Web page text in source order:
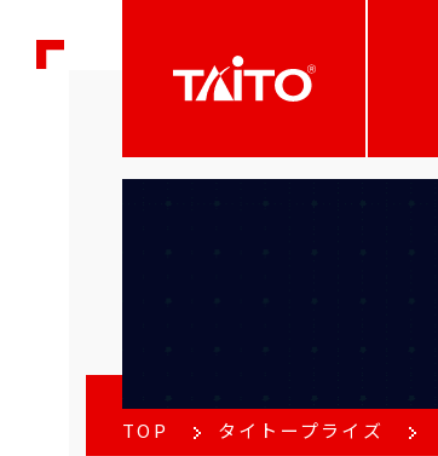
TOP タイトープライズ